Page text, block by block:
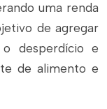
uma renda
de agregar
desperdício e
de alimento e